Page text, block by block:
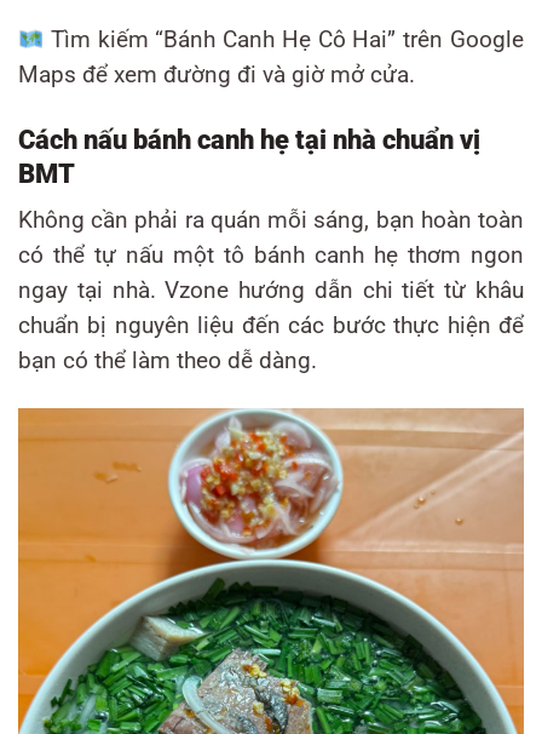
Tìm kiếm “Bánh Canh Hẹ Cô Hai” trên Google
Maps để xem đường đi và giờ mở cửa.
Cách nấu bánh canh hẹ tại nhà chuẩn vị
BMT
Không cần phải ra quán mỗi sáng, bạn hoàn toàn
có thể tự nấu một tô bánh canh hẹ thơm ngon
ngay tại nhà. Vzone hướng dẫn chi tiết từ khâu
chuẩn bị nguyên liệu đến các bước thực hiện để
bạn có thể làm theo dễ dàng.